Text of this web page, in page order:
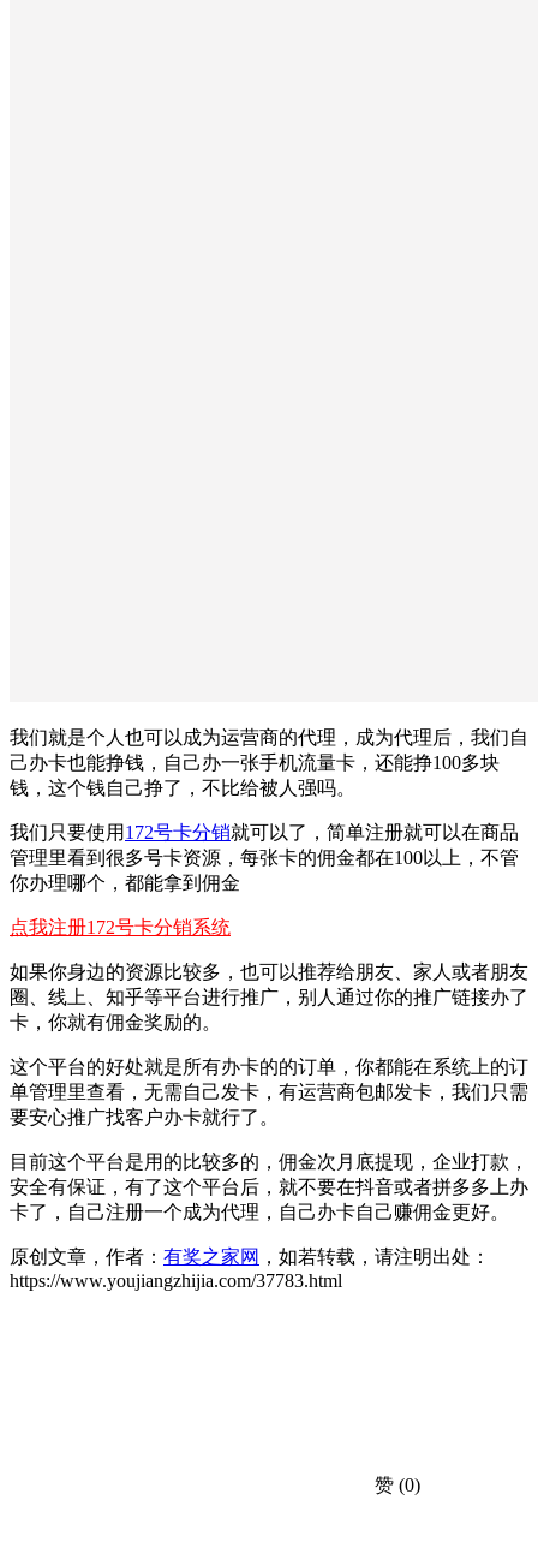
我们就是个人也可以成为运营商的代理，成为代理后，我们自
己办卡也能挣钱，自己办一张手机流量卡，还能挣100多块
钱，这个钱自己挣了，不比给被人强吗。
我们只要使用 172号卡分销就可以了，简单注册就可以在商品
管理里看到很多号卡资源，每张卡的佣金都在100以上，不管
你办理哪个，都能拿到佣金
点我注册172号卡分销系统
如果你身边的资源比较多，也可以推荐给朋友、家人或者朋友
圈、线上、知乎等平台进行推广，别人通过你的推广链接办了
卡，你就有佣金奖励的。
这个平台的好处就是所有办卡的的订单，你都能在系统上的订
单管理里查看，无需自己发卡，有运营商包邮发卡，我们只需
要安心推广找客户办卡就行了。
目前这个平台是用的比较多的，佣金次月底提现，企业打款，
安全有保证，有了这个平台后，就不要在抖音或者拼多多上办
卡了，自己注册一个成为代理，自己办卡自己赚佣金更好。
原创文章，作者： 有奖之家网 ，如若转载，请注明出处：
https://www.youjiangzhijia.com/37783.html
赞 (0)